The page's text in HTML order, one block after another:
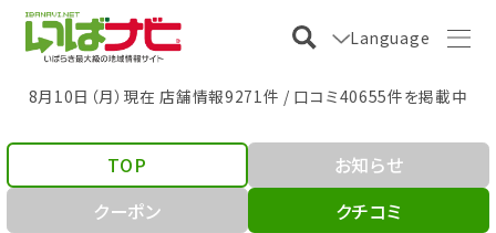
Language
8月10日（月）現在 店舗情報9271件 / 口コミ40655件を掲載中
TOP
お知らせ
クーポン
クチコミ